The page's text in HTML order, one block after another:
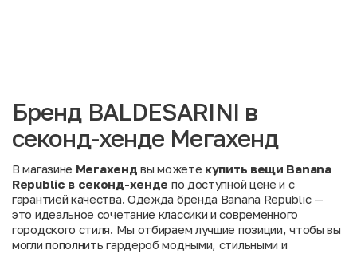
Бренд BALDESARINI в
секонд-хенде Мегахенд
В магазине Мегахенд вы можете купить вещи Banana
Republic в секонд-хенде по доступной цене и с
гарантией качества. Одежда бренда Banana Republic —
это идеальное сочетание классики и современного
городского стиля. Мы отбираем лучшие позиции, чтобы вы
могли пополнить гардероб модными, стильными и